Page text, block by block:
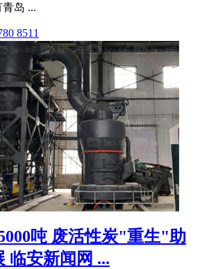
岛 ...
8511
吨 废活性炭"重生"助
临安新闻网 ...